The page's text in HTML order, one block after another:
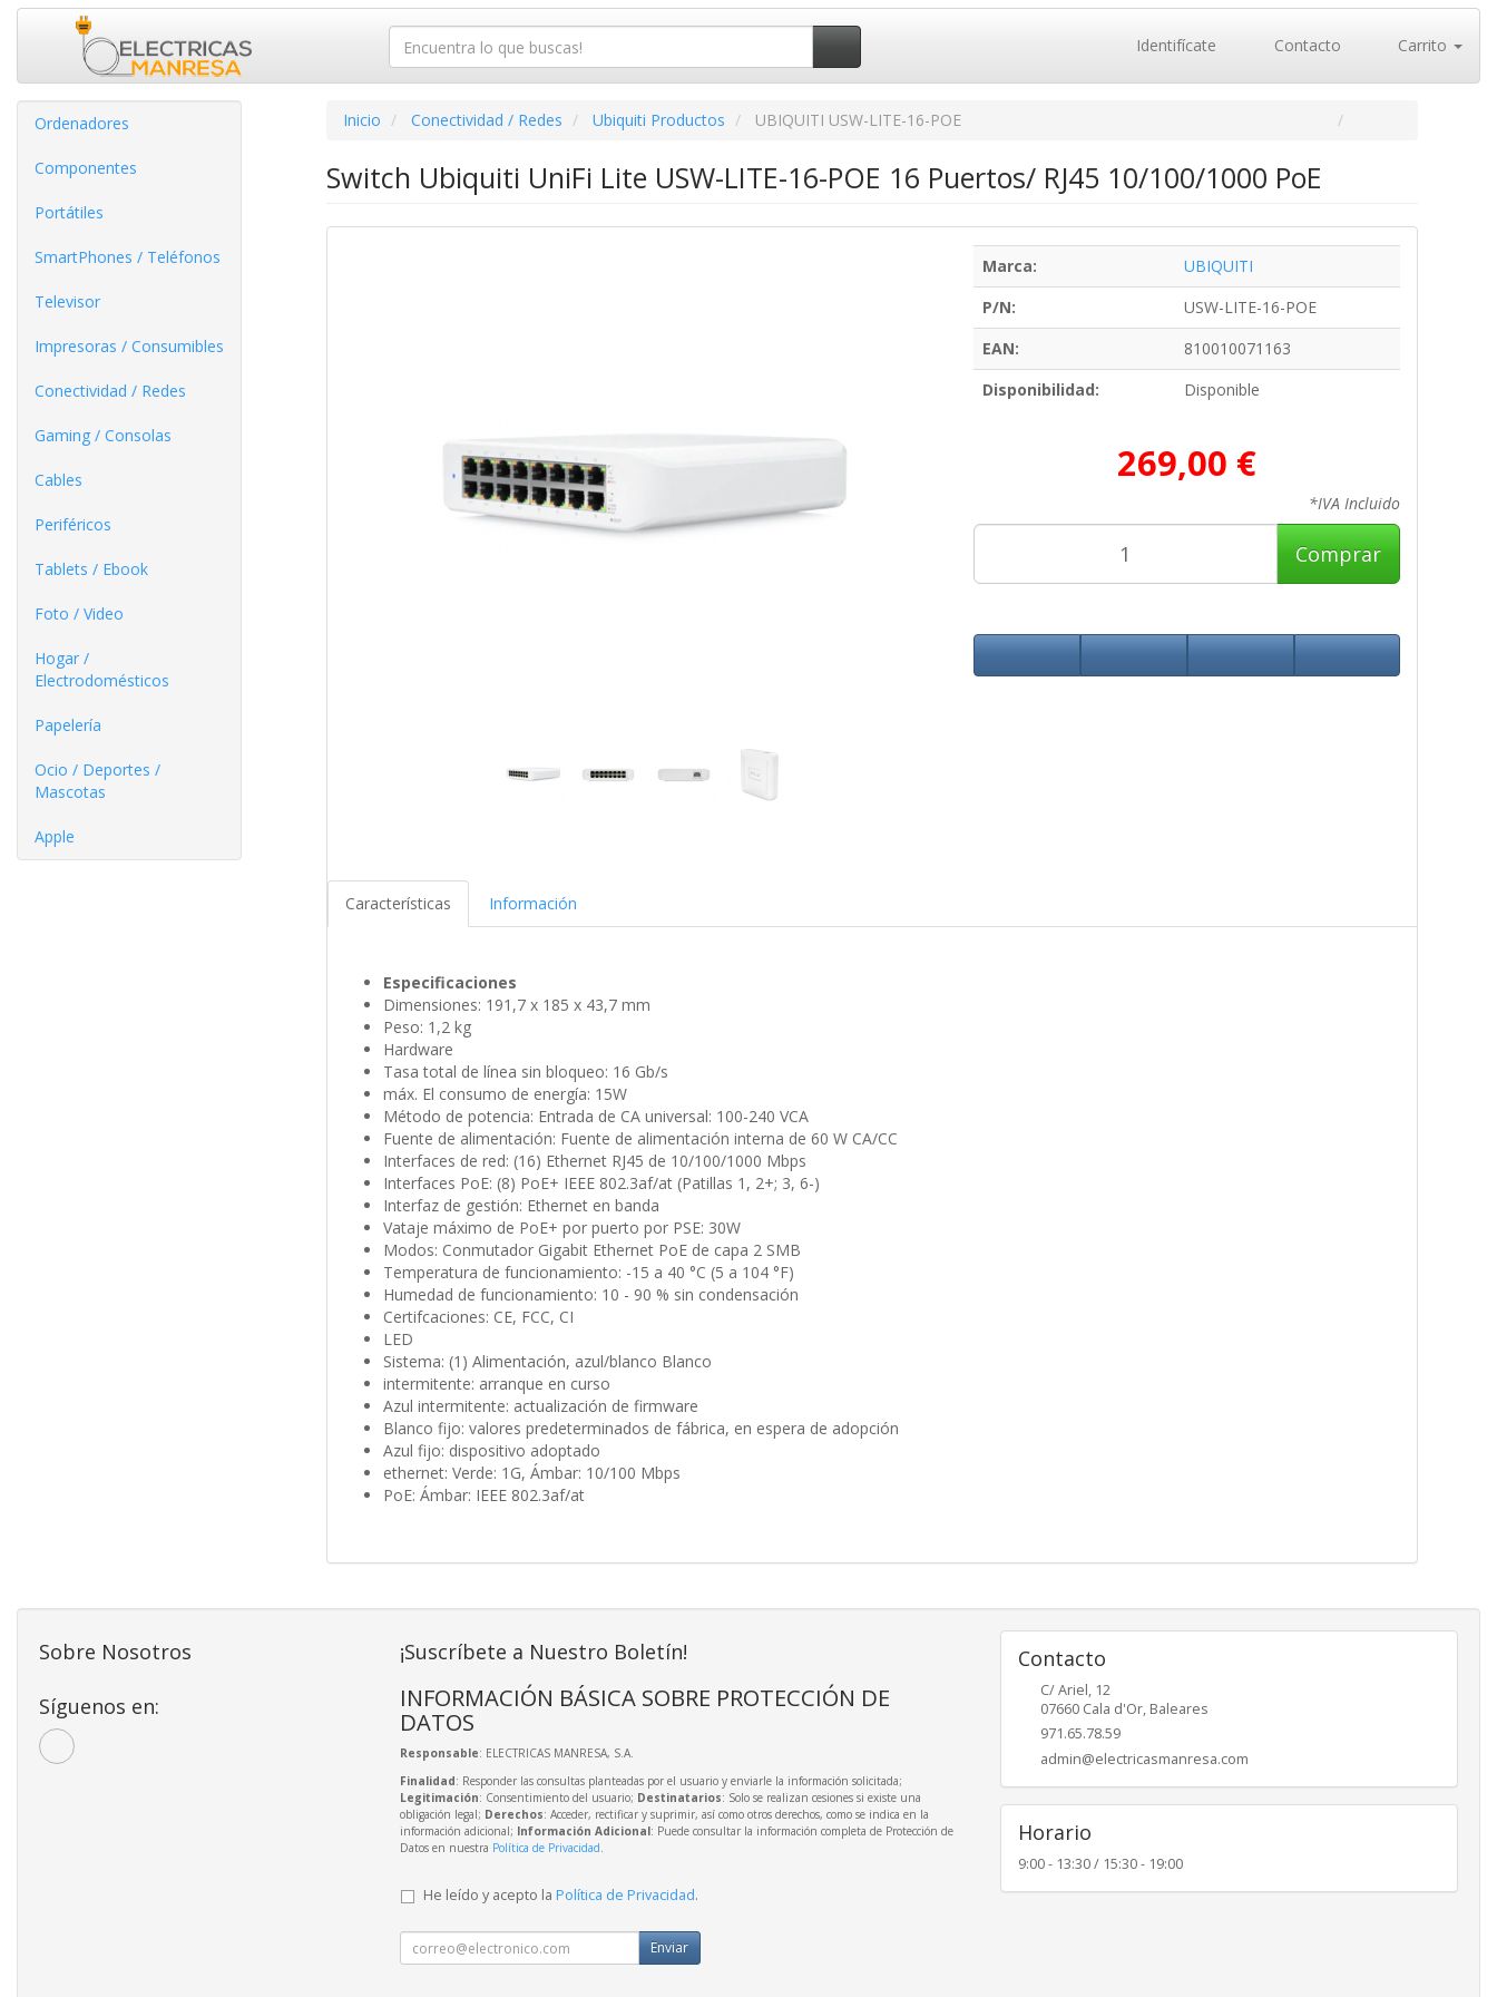
Identifícate Contacto Carrito
Ordenadores
Componentes
Portátiles
SmartPhones / Teléfonos
Televisor
Impresoras / Consumibles
Conectividad / Redes
Gaming / Consolas
Cables
Periféricos
Tablets / Ebook
Foto / Video
Hogar /
Electrodomésticos
Papelería
Ocio / Deportes /
Mascotas
Apple
Inicio Conectividad / Redes Ubiquiti Productos UBIQUITI USW-LITE-16-POE
Switch Ubiquiti UniFi Lite USW-LITE-16-POE 16 Puertos/ RJ45 10/100/1000 PoE
Marca:
UBIQUITI
P/N:
USW-LITE-16-POE
EAN:
810010071163
Disponibilidad:
Disponible
269,00 €
*IVA Incluido
Comprar
Características Información
Especificaciones
Dimensiones: 191,7 x 185 x 43,7 mm
Peso: 1,2 kg
Hardware
Tasa total de línea sin bloqueo: 16 Gb/s
máx. El consumo de energía: 15W
Método de potencia: Entrada de CA universal: 100-240 VCA
Fuente de alimentación: Fuente de alimentación interna de 60 W CA/CC
Interfaces de red: (16) Ethernet RJ45 de 10/100/1000 Mbps
Interfaces PoE: (8) PoE+ IEEE 802.3af/at (Patillas 1, 2+; 3, 6-)
Interfaz de gestión: Ethernet en banda
Vataje máximo de PoE+ por puerto por PSE: 30W
Modos: Conmutador Gigabit Ethernet PoE de capa 2 SMB
Temperatura de funcionamiento: -15 a 40 °C (5 a 104 °F)
Humedad de funcionamiento: 10 - 90 % sin condensación
Certifcaciones: CE, FCC, CI
LED
Sistema: (1) Alimentación, azul/blanco Blanco
intermitente: arranque en curso
Azul intermitente: actualización de firmware
Blanco fijo: valores predeterminados de fábrica, en espera de adopción
Azul fijo: dispositivo adoptado
ethernet: Verde: 1G, Ámbar: 10/100 Mbps
PoE: Ámbar: IEEE 802.3af/at
Sobre Nosotros
Síguenos en:
¡Suscríbete a Nuestro Boletín!
INFORMACIÓN BÁSICA SOBRE PROTECCIÓN DE
DATOS
Responsable: ELECTRICAS MANRESA, S.A.
Finalidad: Responder las consultas planteadas por el usuario y enviarle la información solicitada;
Legitimación: Consentimiento del usuario; Destinatarios: Solo se realizan cesiones si existe una
obligación legal; Derechos: Acceder, rectificar y suprimir, así como otros derechos, como se indica en la
información adicional; Información Adicional: Puede consultar la información completa de Protección de
Datos en nuestra Política de Privacidad.
He leído y acepto la Política de Privacidad.
Enviar
Contacto
C/ Ariel, 12
07660 Cala d'Or, Baleares
971.65.78.59
admin@electricasmanresa.com
Horario
9:00 - 13:30 / 15:30 - 19:00